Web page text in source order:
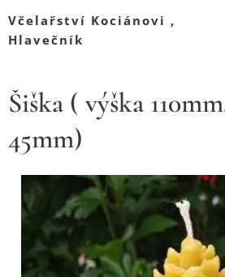
Včelařství Kociánovi ,
Hlavečník
Šiška ( výška
45mm)